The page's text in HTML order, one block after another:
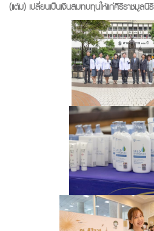
(แต้ม) เปลี่ยนเป็นเงินสมทบทุนให้แก่ศิริราชมูลนิธิ